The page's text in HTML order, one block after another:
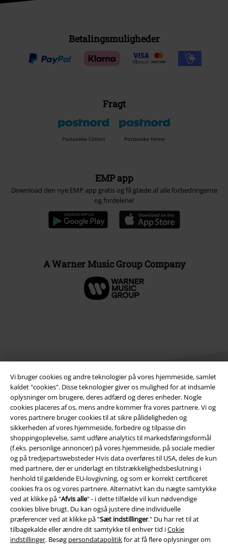
Vi bruger cookies og andre teknologier på vores hjemmeside, samlet
kaldet "cookies". Disse teknologier giver os mulighed for at indsamle
oplysninger om brugere, deres adfærd og deres enheder. Nogle
cookies placeres af os, mens andre kommer fra vores partnere. Vi og
vores partnere bruger cookies til at sikre pålideligheden og
sikkerheden af ​​vores hjemmeside, forbedre og tilpasse din
shoppingoplevelse, samt udføre analytics til markedsføringsformål
(f.eks. personlige annoncer) på vores hjemmeside, på sociale medier
og på tredjepartswebsteder Hvis data overføres til USA, deles de kun
med partnere, der er underlagt en tilstrækkelighedsbeslutning i
henhold til gældende EU-lovgivning, og som er korrekt certificeret
cookies fra os og vores partnere. Alternativt kan du nægte samtykke
ved at klikke på "Afvis alle" - i dette tilfælde vil kun nødvendige
cookies blive brugt. Du kan også justere dine individuelle
præferencer ved at klikke på "Sæt indstillinger." Du har ret til at
tilbagekalde eller ændre dit samtykke til enhver tid iCokie
indstillinger. Besøg persondatapolitikfor at få flere oplysninger om
Betalingsmuligheder
Fragt
Postpakke Collect Postpakke Home
EMP app
Download den nye EMP app gratis og få glæde af alle forbedringerne
og fordelene!
A Warner Music Group Company
Juridisk
Salgs-, medlems- & leveringsbetingelser
Om EMP Danmark
Persondatapolitik
Bortskaffelse af affald og miljøbeskyttelse
Overensstemmelseserklæring